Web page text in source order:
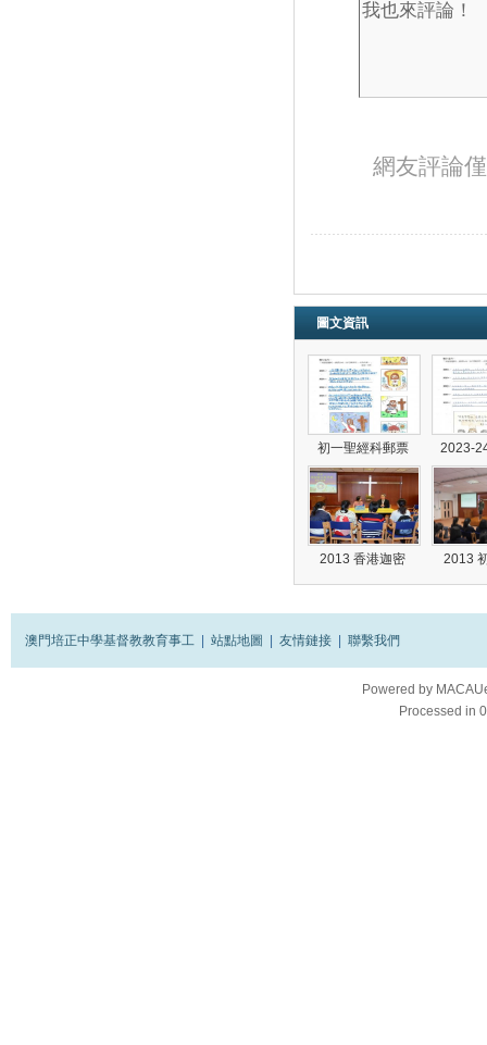
網友評論
圖文資訊
初一聖經科郵票 2023-
2013 香港迦密 2013
澳門培正中學基督教教育事工 站點地圖 友情鏈接 聯繫我們
Powered by
Processed in